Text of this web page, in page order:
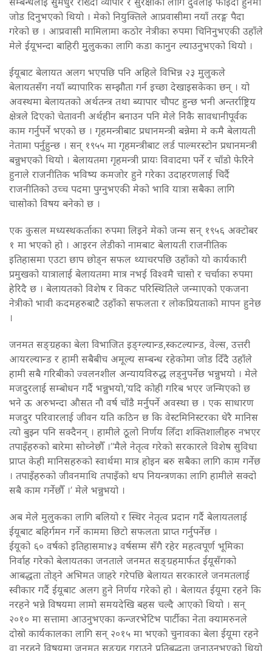
जोड दिनुभएको थियो । मेको नियुक्तिले आप्रवासीमा नयाँ तरङ्ग पैदा
गरेको छ । आप्रवासी मामिलामा कठोर नेत्रीका रुपमा चिनिनुभएकी उहाँले
मेले ईयूभन्दा बाहिरी मुुलुकका लागि कडा कानुन ल्याउनुभएको थियो ।
ईयूबाट बेलायत अलग भएपछि पनि अहिले विभिन्न २३ मुलुकले
बेलायतसँग नयाँ ब्यापारिक सम्झौता गर्न इच्छा देखाइसकेका छन् । यो
अवस्थमा बेलायतको अर्थतन्त्र तथा ब्यापार चौपट हुन्छ भनी अन्तर्राष्ट्रिय
क्षेत्रले दिएको चेतावनी अर्थहीन बनाउन पनि मेले निकै सावधानीपूर्वक
काम गर्नुपर्ने भएको छ । गृहमन्त्रीबाट प्रधानमन्त्री बन्नेमा मे कमै बेलायती
नेतामा पर्नुहुन्छ । सन् १९५५ मा गृहमन्त्रीबाट लर्ड पाल्मरस्टोन प्रधानमन्त्री
बन्नुभएको थियो । बेलायतमा गृहमन्त्री प्रायः विवादमा पर्ने र चाँडो फेरिने
हुनाले राजनीतिक भविष्य कमजोर हुने गरेका उदाहरणलाई चिर्दै
राजनीतिको उच्च पदमा पुग्नुभएकी मेको भावि यात्रा सबैका लागि
चासोको विषय बनेको छ ।
एक कुसल मध्यस्थकर्ताका रुपमा लिइने मेको जन्म सन् १९५६ अक्टोबर
१ मा भएको हो । आइरन लेडीको नामबाट बेलायती राजनीतिक
इतिहासमा एउटा छाप छोड्न सफल थ्याचरपछि उहाँको यो कार्यकारी
प्रमुखको यात्रालाई बेलायतमा मात्र नभई विश्वमै चासो र चर्चाका रुपमा
हेरिदै छ । बेलायतको विशेष र विकट परिस्थितिले जन्माएको एकजना
नेत्रीको भावी कदमहरुबाटै उहाँको सफलता र लोकप्रियताको मापन हुनेछ
।
जनमत सङ्ग्रहका बेला विभाजित इङ्ग्ल्यान्ड,स्कटल्यान्ड, वेल्स, उत्तरी
आयरल्यान्ड र हामी सबैबीच अमूल्य सम्बन्ध रहेकोमा जोड दिँदै उहाँले
हामी सबै गरिबीको ज्वलनशील अन्यायविरुद्ध लड्नुपर्नेछ भन्नुभयो । मेले
मजदुरलाई सम्बोधन गर्दै भन्नुभयो,‘यदि कोही गरिब भएर जन्मिएको छ
भने ऊ अरुभन्दा औसत नौ वर्ष चाँडै मर्नुपर्ने अवस्था छ । एक साधारण
मजदुर परिवारलाई जीवन यति कठिन छ कि वेस्टमिनिस्टरका धेरै मानिस
त्यो बुझ्न पनि सक्दैनन् । हामीले ठूलो निर्णय लिँदा शक्तिशालीहरु नभएर
तपाइँहरुको बारेमा सोच्नेछौँ ।’‘मैले नेतृत्व गरेको सरकारले विशेष सुविधा
प्राप्त केही मानिसहरुको स्वार्थमा मात्र होइन बरु सबैका लागि काम गर्नेछ
। तपाइँहरुको जीवनमाथि तपाइँको थप नियन्त्रणका लागि हामीले सक्दो
सबै काम गर्नेछौँ ।’ मेले भन्नुभयो ।
अब मेले मुलुकका लागि बलियो र स्थिर नेतृत्व प्रदान गर्दै बेलायतलाई
ईयूबाट बहिर्गमन गर्ने काममा छिटो सफलता प्राप्त गर्नुपर्नेछ ।
ईयूको ६० वर्षको इतिहासमा४३ वर्षसम्म सँगै रहेर महत्वपूर्ण भूमिका
निर्वाह गरेको बेलायतका जनताले जनमत सङ्ग्रहमार्फत ईयूसँगको
आबद्धता तोड्ने अभिमत जाहरे गरेपछि बेलायत सरकारले जनमतलाई
स्वीकार गर्दै ईयूबाट अलग हुने निर्णय गरेको हो । बेलायत ईयूमा रहने कि
नरहने भन्ने विषयमा लामो समयदेखि बहस चल्दै आएको थियो । सन्
२०१० मा सत्तामा आउनुभएका कन्जरभेटिभ पार्टीका नेता क्यामरुनले
दोस्रो कार्यकालका लागि सन् २०१५ मा भएको चुनावका बेला ईयूमा रहने
वा नरहने विषयमा जनमत सङ्ग्रह गराउने प्रतिबद्धता जनाउनुभएको थियो